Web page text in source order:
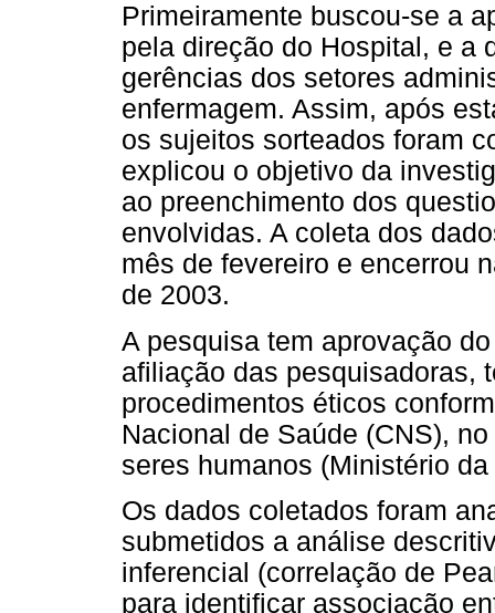
Primeiramente buscou-se a
pela direção do Hospital, e a
gerências dos setores
enfermagem. Assim, após
os sujeitos sorteados foram
explicou o objetivo da
ao preenchimento dos
envolvidas. A coleta dos
mês de fevereiro e encerrou
de 2003.
A pesquisa tem aprovação
afiliação das pesquisadoras,
procedimentos éticos
Nacional de Saúde (CNS),
seres humanos (Ministério
Os dados coletados foram
submetidos a análise
inferencial (correlação de
para identificar associação